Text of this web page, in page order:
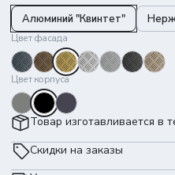
Алюминий "Квинтет"
Цвет фасада
Цвет корпуса
Товар изготавливается в
Скидки на заказы